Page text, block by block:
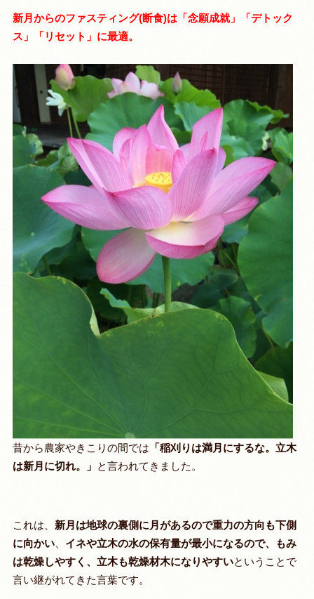
新月からのファスティング(断食)は「念願成就」「デトック
ス」「リセット」に最適。
昔から農家やきこりの間では 「稲刈りは満月にするな。立木
は新月に切れ。」 と言われてきました。
これは、 新月は地球の裏側に月があるので重力の方向も下側
に向かい、 イネや立木の水の保有量が最小になるので、もみ
は乾燥しやすく、立木も乾燥材木になりやすいということで
言い継がれてきた言葉です。